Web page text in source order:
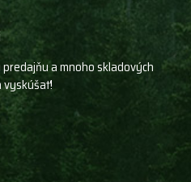
a mnoho skladových
vyskúšať!